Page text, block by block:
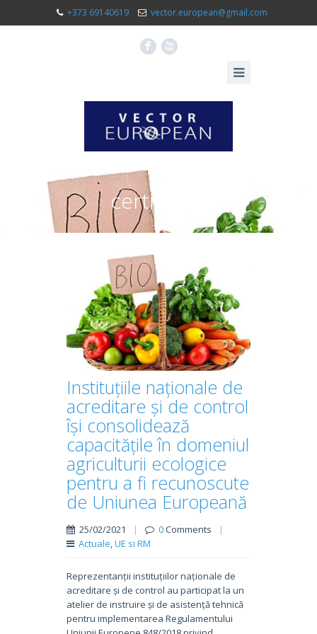
+373 69140619 vector.european@gmail.com
F X
certificare
Instituțiile naționale de
acreditare și de control
își consolidează
capacitățile în domeniul
agriculturii ecologice
pentru a fi recunoscute
de Uniunea Europeană
25/02/2021 | 0Comments
|
Actuale,UE si RM
Reprezentanții instituțiilor naționale de
acreditare și de control au participat la un
atelier de instruire și de asistență tehnică
pentru implementarea Regulamentului